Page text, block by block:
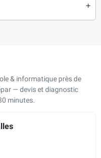
add
& informatique près de
— devis et diagnostic
minutes.